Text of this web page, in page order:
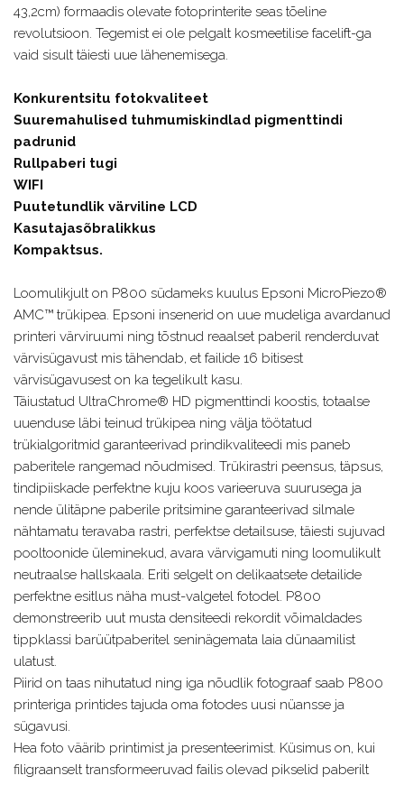
43,2cm) formaadis olevate fotoprinterite seas tõeline
revolutsioon. Tegemist ei ole pelgalt kosmeetilise facelift-ga
vaid sisult täiesti uue lähenemisega.
Konkurentsitu fotokvaliteet
Suuremahulised tuhmumiskindlad pigmenttindi
padrunid
Rullpaberi tugi
WIFI
Puutetundlik värviline LCD
Kasutajasõbralikkus
Kompaktsus.
Loomulikjult on P800 südameks kuulus Epsoni MicroPiezo®
AMC™ trükipea. Epsoni insenerid on uue mudeliga avardanud
printeri värviruumi ning tõstnud reaalset paberil renderduvat
värvisügavust mis tähendab, et failide 16 bitisest
värvisügavusest on ka tegelikult kasu.
Täiustatud UltraChrome® HD pigmenttindi koostis, totaalse
uuenduse läbi teinud trükipea ning välja töötatud
trükialgoritmid garanteerivad prindikvaliteedi mis paneb
paberitele rangemad nõudmised. Trükirastri peensus, täpsus,
tindipiiskade perfektne kuju koos varieeruva suurusega ja
nende ülitäpne paberile pritsimine garanteerivad silmale
nähtamatu teravaba rastri, perfektse detailsuse, täiesti sujuvad
pooltoonide üleminekud, avara värvigamuti ning loomulikult
neutraalse hallskaala. Eriti selgelt on delikaatsete detailide
perfektne esitlus näha must-valgetel fotodel. P800
demonstreerib uut musta densiteedi rekordit võimaldades
tippklassi barüütpaberitel seninägemata laia dünaamilist
ulatust.
Piirid on taas nihutatud ning iga nõudlik fotograaf saab P800
printeriga printides tajuda oma fotodes uusi nüansse ja
sügavusi.
Hea foto väärib printimist ja presenteerimist. Küsimus on, kui
filigraanselt transformeeruvad failis olevad pikselid paberilt